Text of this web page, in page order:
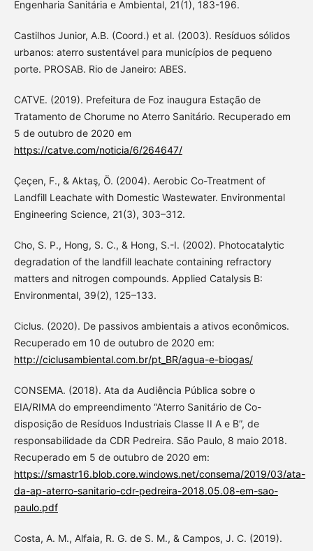
Engenharia Sanitária e Ambiental, 21(1), 183-196.
Castilhos Junior, A.B. (Coord.) et al. (2003). Resíduos sólidos
urbanos: aterro sustentável para municípios de pequeno
porte. PROSAB. Rio de Janeiro: ABES.
CATVE. (2019). Prefeitura de Foz inaugura Estação de
Tratamento de Chorume no Aterro Sanitário. Recuperado em
5 de outubro de 2020 em
https://catve.com/noticia/6/264647/
Çeçen, F., & Aktaş, Ö. (2004). Aerobic Co-Treatment of
Landfill Leachate with Domestic Wastewater. Environmental
Engineering Science, 21(3), 303–312.
Cho, S. P., Hong, S. C., & Hong, S.-I. (2002). Photocatalytic
degradation of the landfill leachate containing refractory
matters and nitrogen compounds. Applied Catalysis B:
Environmental, 39(2), 125–133.
Ciclus. (2020). De passivos ambientais a ativos econômicos.
Recuperado em 10 de outubro de 2020 em:
http://ciclusambiental.com.br/pt_BR/agua-e-biogas/
CONSEMA. (2018). Ata da Audiência Pública sobre o
EIA/RIMA do empreendimento “Aterro Sanitário de Co-
disposição de Resíduos Industriais Classe II A e B”, de
responsabilidade da CDR Pedreira. São Paulo, 8 maio 2018.
Recuperado em 5 de outubro de 2020 em:
https://smastr16.blob.core.windows.net/consema/2019/03/ata-
da-ap-aterro-sanitario-cdr-pedreira-2018.05.08-em-sao-
paulo.pdf
Costa, A. M., Alfaia, R. G. de S. M., & Campos, J. C. (2019).